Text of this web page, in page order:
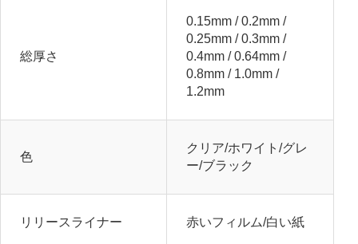
総厚さ
0.15mm / 0.2mm /
0.25mm / 0.3mm /
0.4mm / 0.64mm /
0.8mm / 1.0mm /
1.2mm
色
クリア/ホワイト/グレ
ー/ブラック
リリースライナー 赤いフィルム/白い紙